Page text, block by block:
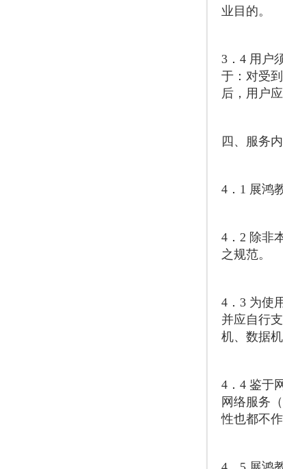
业目的。
3．4 用户
于：对受
后，用户
四、服务
4．1 展鸿
4．2 除非
之规范。
4．3 为使
并应自行
机、数据
4．4 鉴于
网络服务
性也都不作